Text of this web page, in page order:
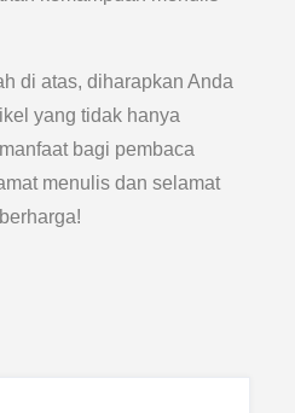
di atas, diharapkan Anda
yang tidak hanya
bagi pembaca
menulis dan selamat